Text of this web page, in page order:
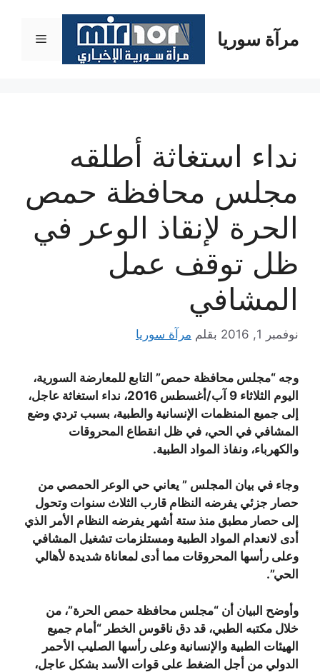
المحتوىمرآة سوريا القائمة
نداء استغاثة أطلقه
مجلس محافظة حمص
الحرة لإنقاذ الوعر في
ظل توقف عمل
المشافي
نوفمبر 1, 2016 بقلم مرآة سوريا
وجه “مجلس محافظة حمص” التابع للمعارضة السورية،
اليوم الثلاثاء 9 آب/أغسطس 2016، نداء استغاثة عاجل،
إلى جميع المنظمات الإنسانية والطبية، بسبب تردي وضع
المشافي في الحي، في ظل انقطاع المحروقات
والكهرباء، ونفاذ المواد الطبية.
وجاء في بيان المجلس ” يعاني حي الوعر الحمصي من
حصار جزئي يفرضه النظام قارب الثلاث سنوات وتحول
إلى حصار مطبق منذ ستة أشهر يفرضه النظام الأمر الذي
أدى لانعدام المواد الطبية ومستلزمات تشغيل المشافي
وعلى رأسها المحروقات مما أدى لمعاناة شديدة لأهالي
الحي”.
وأوضح البيان أن “مجلس محافظة حمص الحرة”، من
خلال مكتبه الطبي، قد دق ناقوس الخطر “أمام جميع
الهيئات الطبية والإنسانية وعلى رأسها الصليب الأحمر
الدولي من أجل الضغط على قوات الأسد بشكل عاجل،